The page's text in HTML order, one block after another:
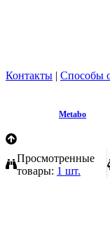
Контакты | Способы
Metabo
Просмотренные
товары: 1 шт.